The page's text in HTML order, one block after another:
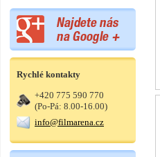
Rychlé kontakty
+420 775 590 770
(Po-Pá: 8.00-16.00)
info@filmarena.cz